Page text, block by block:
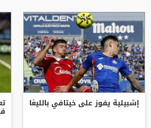
إشبيلية يفوز على خيتافي بالليغا